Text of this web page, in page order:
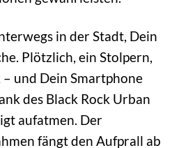
in der Stadt, Dein
Plötzlich, ein Stolpern,
und Dein Smartphone
des Black Rock Urban
aufatmen. Der
fängt den Aufprall ab